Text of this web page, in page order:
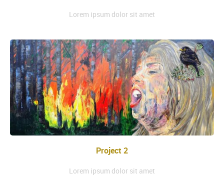
Lorem ipsum dolor sit amet
Project 2
Lorem ipsum dolor sit amet